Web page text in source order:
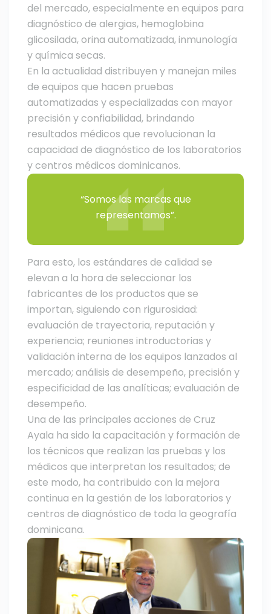
del mercado, especialmente en equipos para
diagnóstico de alergias, hemoglobina
glicosilada, orina automatizada, inmunología
y química secas.
En la actualidad distribuyen y manejan miles
de equipos que hacen pruebas
automatizadas y especializadas con mayor
precisión y confiabilidad, brindando
resultados médicos que revolucionan la
capacidad de diagnóstico de los laboratorios
y centros médicos dominicanos.
“Somos las marcas que
representamos”.
Para esto, los estándares de calidad se
elevan a la hora de seleccionar los
fabricantes de los productos que se
importan, siguiendo con rigurosidad:
evaluación de trayectoria, reputación y
experiencia; reuniones introductorias y
validación interna de los equipos lanzados al
mercado; análisis de desempeño, precisión y
especificidad de las analíticas; evaluación de
desempeño.
Una de las principales acciones de Cruz
Ayala ha sido la capacitación y formación de
los técnicos que realizan las pruebas y los
médicos que interpretan los resultados; de
este modo, ha contribuido con la mejora
continua en la gestión de los laboratorios y
centros de diagnóstico de toda la geografía
dominicana.